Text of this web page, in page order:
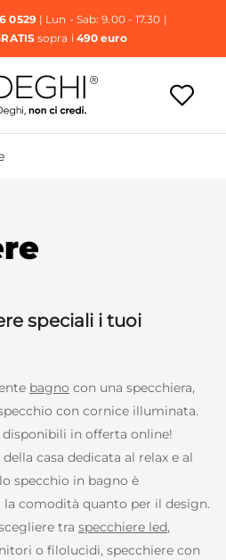
0529| Lun - Sab: 9.00 - 17.30 |
sopra i 490 euro
speciali i tuoi
bagno con una specchiera,
con cornice illuminata.
in offerta online!
casa dedicata al relax e al
specchio in bagno è
comodità quanto per il design.
tra specchiere led,
o filolucidi, specchiere con